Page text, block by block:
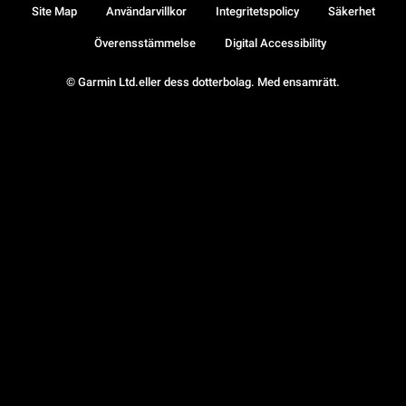
© Garmin Ltd.eller dess dotterbolag. Med ensamrätt.
Site Map Användarvillkor Integritetspolicy Säkerhet
Överensstämmelse Digital Accessibility